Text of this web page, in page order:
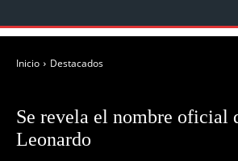
Inicio Destacados
Se revela el nombre oficial
Leonardo